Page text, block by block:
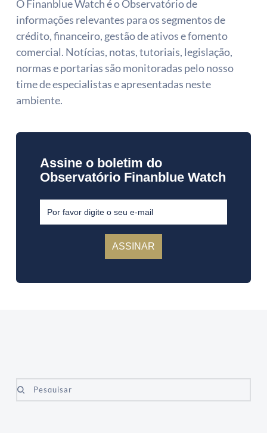
O Finanblue Watch é o Observatório de
informações relevantes para os segmentos de
crédito, financeiro, gestão de ativos e fomento
comercial. Notícias, notas, tutoriais, legislação,
normas e portarias são monitoradas pelo nosso
time de especialistas e apresentadas neste
ambiente.
Assine o boletim do
Observatório Finanblue Watch
Pesquisar